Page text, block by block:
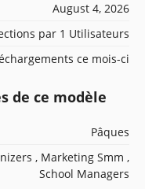
August 4, 2026
par 1 Utilisateurs
ce mois-ci
de ce modèle
Pâques
, Marketing Smm ,
School Managers